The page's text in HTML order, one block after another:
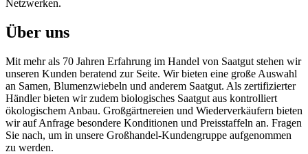
Netzwerken.
Über uns
Mit mehr als 70 Jahren Erfahrung im Handel von Saatgut stehen wir
unseren Kunden beratend zur Seite. Wir bieten eine große Auswahl
an Samen, Blumenzwiebeln und anderem Saatgut. Als zertifizierter
Händler bieten wir zudem biologisches Saatgut aus kontrolliert
ökologischem Anbau. Großgärtnereien und Wiederverkäufern bieten
wir auf Anfrage besondere Konditionen und Preisstaffeln an. Fragen
Sie nach, um in unsere Großhandel-Kundengruppe aufgenommen
zu werden.